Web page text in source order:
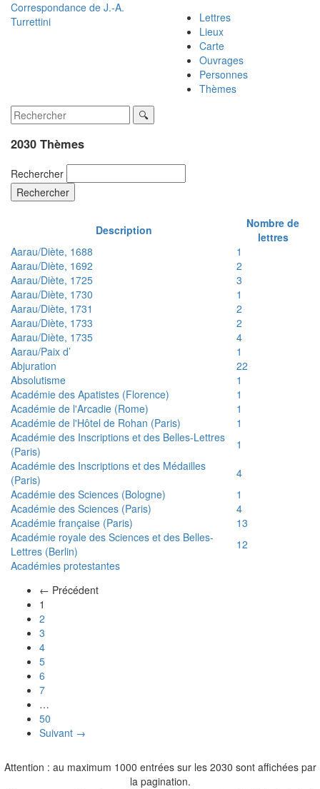
Correspondance de J.-A.
Turrettini
Lettres
Lieux
Carte
Ouvrages
Personnes
Thèmes
2030 Thèmes
Rechercher
Rechercher
Description
Nombre de
lettres
Aarau/Diète, 1688
1
Aarau/Diète, 1692
2
Aarau/Diète, 1725
3
Aarau/Diète, 1730
1
Aarau/Diète, 1731
2
Aarau/Diète, 1733
2
Aarau/Diète, 1735
4
Aarau/Paix d’
1
Abjuration
22
Absolutisme
1
Académie des Apatistes (Florence)
1
Académie de l'Arcadie (Rome)
1
Académie de l'Hôtel de Rohan (Paris)
1
Académie des Inscriptions et des Belles-Lettres
(Paris)
1
Académie des Inscriptions et des Médailles
(Paris)
4
Académie des Sciences (Bologne)
1
Académie des Sciences (Paris)
4
Académie française (Paris)
13
Académie royale des Sciences et des Belles-
Lettres (Berlin)
12
Académies protestantes
← Précédent
1
2
3
4
5
6
7
…
50
Suivant →
Attention : au maximum 1000 entrées sur les 2030 sont affichées par
la pagination.